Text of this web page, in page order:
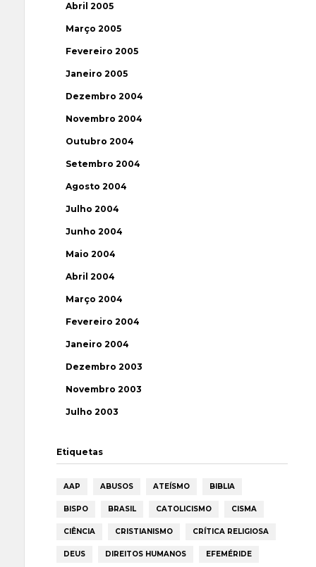
Abril 2005
Março 2005
Fevereiro 2005
Janeiro 2005
Dezembro 2004
Novembro 2004
Outubro 2004
Setembro 2004
Agosto 2004
Julho 2004
Junho 2004
Maio 2004
Abril 2004
Março 2004
Fevereiro 2004
Janeiro 2004
Dezembro 2003
Novembro 2003
Julho 2003
Etiquetas
AAP ABUSOS ATEÍSMO BIBLIA
BISPO BRASIL CATOLICISMO CISMA
CIÊNCIA CRISTIANISMO CRÍTICA RELIGIOSA
DEUS DIREITOS HUMANOS EFEMÉRIDE